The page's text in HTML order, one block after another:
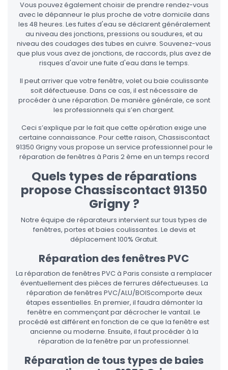
Vous pouvez également choisir de prendre rendez-vous
avec le dépanneur le plus proche de votre domicile dans
les 48 heures. Les fuites d'eau se déclarent généralement
au niveau des jonctions, pressions ou soudures, et au
niveau des coudages des tubes en cuivre. Souvenez-vous
que plus vous avez de jonctions, de raccords, plus avez de
risques d'avoir une fuite d'eau dans le temps.
Il peut arriver que votre fenêtre, volet ou baie coulissante
soit défectueuse. Dans ce cas, il est nécessaire de
procéder à une réparation. De manière générale, ce sont
les professionnels qui s’en chargent.
Ceci s’explique par le fait que cette opération exige une
certaine connaissance. Pour cette raison, Chassiscontact
91350 Grigny vous propose un service professionnel pour le
réparation de fenêtres à Paris 2 ème en un temps record
Quels types de réparations
propose Chassiscontact 91350
Grigny ?
Notre équipe de réparateurs intervient sur tous types de
fenêtres, portes et baies coulissantes. Le devis et
déplacement 100% Gratuit.
Réparation des fenêtres PVC
La réparation de fenêtres PVC à Paris consiste a remplacer
éventuellement des pièces de ferrures défectueuses. La
réparation de fenêtres PVC/ALU/BOIScomporte deux
étapes essentielles. En premier, il faudra démonter la
fenêtre en commençant par décrocher le vantail. Le
procédé est différent en fonction de ce que la fenêtre est
ancienne ou moderne. Ensuite, il faut procéder à la
réparation de la fenêtre par un professionnel.
Réparation de tous types de baies